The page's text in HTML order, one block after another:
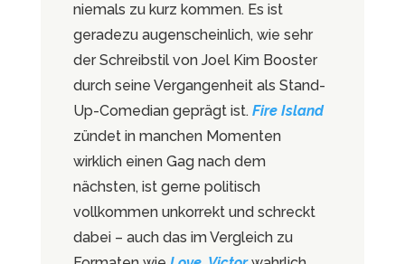
niemals zu kurz kommen. Es ist
geradezu augenscheinlich, wie sehr
der Schreibstil von Joel Kim Booster
durch seine Vergangenheit als Stand-
Up-Comedian geprägt ist. Fire Island
zündet in manchen Momenten
wirklich einen Gag nach dem
nächsten, ist gerne politisch
vollkommen unkorrekt und schreckt
dabei – auch das im Vergleich zu